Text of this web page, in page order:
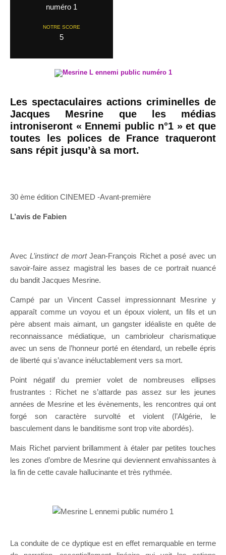
numéro 1
NOTRE SCORE
5
Les spectaculaires actions criminelles de
Jacques Mesrine que les médias
introniseront « Ennemi public n°1 » et que
toutes les polices de France traqueront
sans répit jusqu’à sa mort.
30 ème édition CINEMED -Avant-première
L’avis de Fabien
AvecL’instinct de mortJean-François Richet a posé avec un
savoir-faire assez magistral les bases de ce portrait nuancé
du bandit Jacques Mesrine.
Campé par un Vincent Cassel impressionnant Mesrine y
apparaît comme un voyou et un époux violent, un fils et un
père absent mais aimant, un gangster idéaliste en quête de
reconnaissance médiatique, un cambrioleur charismatique
avec un sens de l’honneur porté en étendard, un rebelle épris
de liberté qui s’avance inéluctablement vers sa mort.
Point négatif du premier volet de nombreuses ellipses
frustrantes : Richet ne s’attarde pas assez sur les jeunes
années de Mesrine et les évènements, les rencontres qui ont
forgé son caractère survolté et violent (l’Algérie, le
basculement dans le banditisme sont trop vite abordés).
Mais Richet parvient brillamment à étaler par petites touches
les zones d’ombre de Mesrine qui deviennent envahissantes à
la fin de cette cavale hallucinante et très rythmée.
La conduite de ce dyptique est en effet remarquable en terme